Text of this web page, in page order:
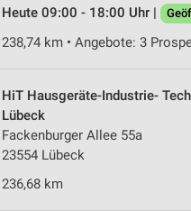
Heute 09:00 - 18:00 Uhr |
238,74 km • Angebote: 3
HiT Hausgeräte-Industrie-
Lübeck
Fackenburger Allee 55a
23554 Lübeck
236,68 km
identifizieren